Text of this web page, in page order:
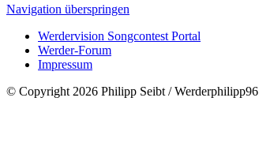
Navigation überspringen
Werdervision Songcontest Portal
Werder-Forum
Impressum
© Copyright 2026 Philipp Seibt / Werderphilipp96